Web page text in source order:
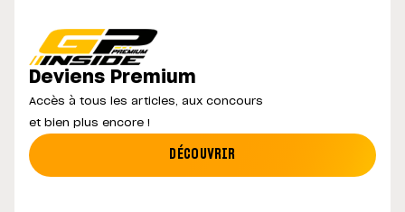
Deviens Premium
Accès à tous les articles, aux concours
et bien plus encore !
DÉCOUVRIR